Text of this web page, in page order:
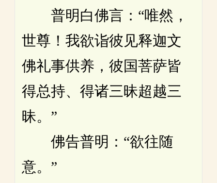
普明白佛言：“唯然，
世尊！我欲诣彼见释迦文
佛礼事供养，彼国菩萨皆
得总持、得诸三昧超越三
昧。”
佛告普明：“欲往随
意。”